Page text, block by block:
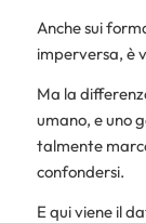
Anche sui
imperversa, è
Ma la
umano, e uno
talmente
confondersi.
E qui viene il